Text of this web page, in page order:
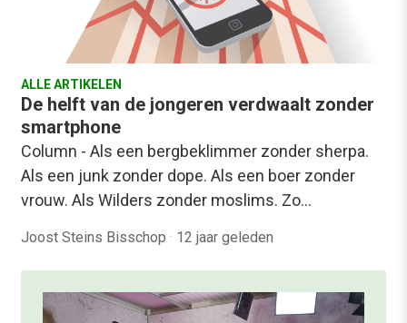
ALLE ARTIKELEN
De helft van de jongeren verdwaalt zonder
smartphone
Column - Als een bergbeklimmer zonder sherpa.
Als een junk zonder dope. Als een boer zonder
vrouw. Als Wilders zonder moslims. Zo…
Joost Steins Bisschop · 12 jaar geleden